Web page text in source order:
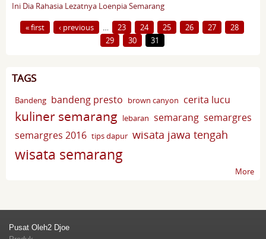
Ini Dia Rahasia Lezatnya Loenpia Semarang
Pages
« first ‹ previous … 23 24 25 26 27
28
29
30 31
TAGS
Bandeng bandeng presto brown canyon cerita lucu
kuliner semarang lebaran semarang semargres
semargres 2016 tips dapur wisata jawa tengah
wisata semarang
More
Pusat Oleh2 Djoe